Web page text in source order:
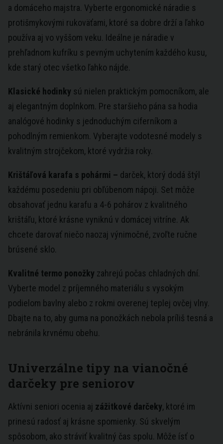
a domáceho majstra. Vyberte ergonomické náradie s
protišmykovými rukoväťami, ktoré sa dobre drží a ľahko
používa aj vo vyššom veku. Ideálne je náradie v
prehľadnom kufríku s pevným uchytením každého kusu,
kde starý otec všetko ľahko nájde.
Klasické hodinky sú nielen praktickým pomocníkom, ale
aj elegantným doplnkom. Pre staršieho pána sa hodia
analógové hodinky s jednoduchým ciferníkom a
pohodlným remienkom. Vyberajte vodotesné modely s
kvalitným strojčekom, ktoré vydržia roky.
Krištáľová karafa s pohármi – darček, ktorý dodá štýl
každému posedeniu pri obľúbenom nápoji. Set môže
obsahovať jednu karafu a 4-6 pohárov z kvalitného
krištáľu, ktoré krásne vyniknú v domácej vitríne. Ak
chcete darovať niečo naozaj výnimočné, zvoľte ručne
brúsené sklo.
Kvalitné termo ponožky zahrejú počas chladných dní.
Vyberte model z príjemného materiálu s vysokým
podielom bavlny alebo z rokmi overenej teplej ovčej vlny.
Dbajte na to, aby guma na ponožkách nebola príliš tesná a
nebránila krvnému obehu.
Univerzálne tipy na vianočné
darčeky pre seniorov
Aktívni seniori ocenia aj zážitkové darčeky, ktoré im
prinesú radosť aj krásne spomienky. Sú skvelým
spôsobom, ako stráviť kvalitný čas spolu. Môže ísť o